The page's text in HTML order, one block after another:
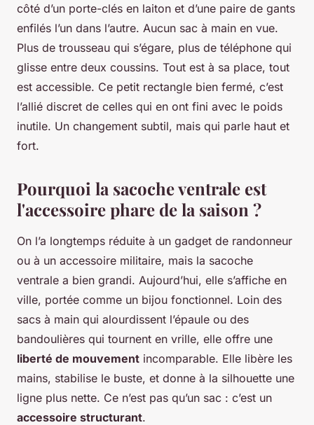
côté d’un porte-clés en laiton et d’une paire de gants
enfilés l’un dans l’autre. Aucun sac à main en vue.
Plus de trousseau qui s’égare, plus de téléphone qui
glisse entre deux coussins. Tout est à sa place, tout
est accessible. Ce petit rectangle bien fermé, c’est
l’allié discret de celles qui en ont fini avec le poids
inutile. Un changement subtil, mais qui parle haut et
fort.
Pourquoi la sacoche ventrale est
l'accessoire phare de la saison ?
On l’a longtemps réduite à un gadget de randonneur
ou à un accessoire militaire, mais la sacoche
ventrale a bien grandi. Aujourd’hui, elle s’affiche en
ville, portée comme un bijou fonctionnel. Loin des
sacs à main qui alourdissent l’épaule ou des
bandoulières qui tournent en vrille, elle offre une
liberté de mouvement incomparable. Elle libère les
mains, stabilise le buste, et donne à la silhouette une
ligne plus nette. Ce n’est pas qu’un sac : c’est un
accessoire structurant.